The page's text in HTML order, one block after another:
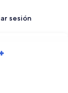
sesión